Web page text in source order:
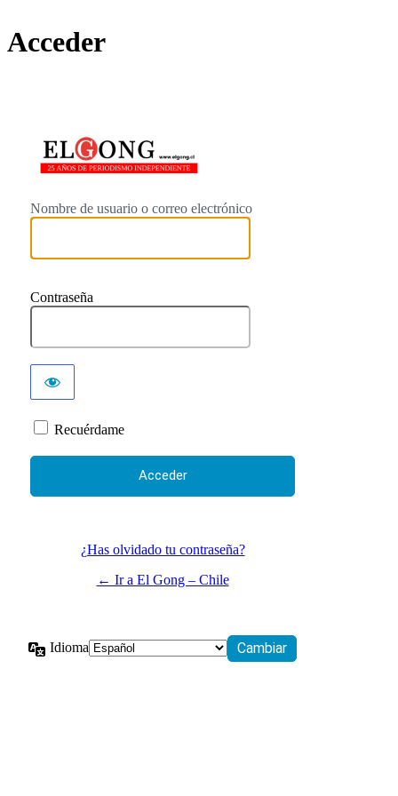
Acceder
Nombre de usuario o correo electrónico
Contraseña
Recuérdame
¿Has olvidado tu contraseña?
← Ir a El Gong – Chile
Idioma